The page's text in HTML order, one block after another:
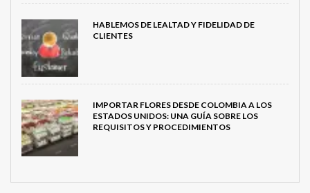
HABLEMOS DE LEALTAD Y FIDELIDAD DE
CLIENTES
IMPORTAR FLORES DESDE COLOMBIA A LOS
ESTADOS UNIDOS: UNA GUÍA SOBRE LOS
REQUISITOS Y PROCEDIMIENTOS